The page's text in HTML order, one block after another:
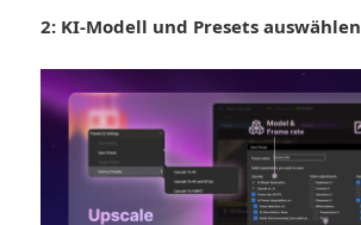
2: KI-Modell und Presets auswählen